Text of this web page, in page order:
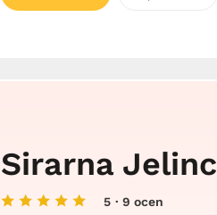
Sirarna Jelinc
5 · 9 ocen